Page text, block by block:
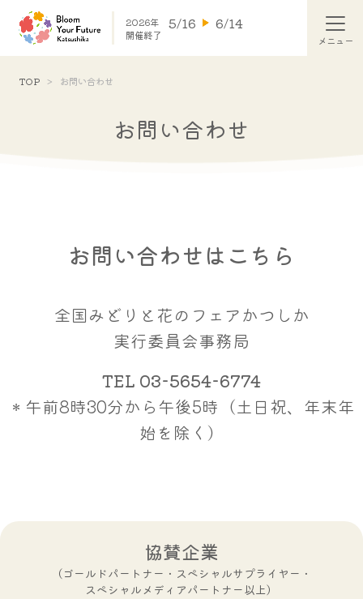
2026年 5/16 6/14
開催終了
TOP お問い合わせ
お問い合わせ
お問い合わせはこちら
全国みどりと花のフェアかつしか
実行委員会事務局
TEL 03-5654-6774
＊午前8時30分から午後5時（土日祝、年末年
始を除く）
協賛企業
（ゴールドパートナー・スペシャルサプライヤー・
スペシャルメディアパートナー以上）